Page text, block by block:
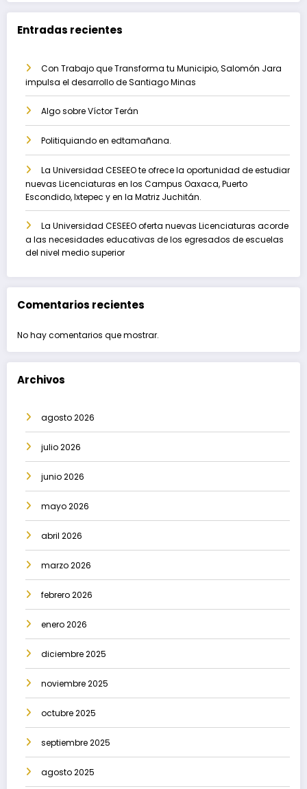
Entradas recientes
Con Trabajo que Transforma tu Municipio, Salomón Jara
impulsa el desarrollo de Santiago Minas
Algo sobre Víctor Terán
Politiquiando en edtamañana.
La Universidad CESEEO te ofrece la oportunidad de estudiar
nuevas Licenciaturas en los Campus Oaxaca, Puerto
Escondido, Ixtepec y en la Matriz Juchitán.
La Universidad CESEEO oferta nuevas Licenciaturas acorde
a las necesidades educativas de los egresados de escuelas
del nivel medio superior
Comentarios recientes
No hay comentarios que mostrar.
Archivos
agosto 2026
julio 2026
junio 2026
mayo 2026
abril 2026
marzo 2026
febrero 2026
enero 2026
diciembre 2025
noviembre 2025
octubre 2025
septiembre 2025
agosto 2025